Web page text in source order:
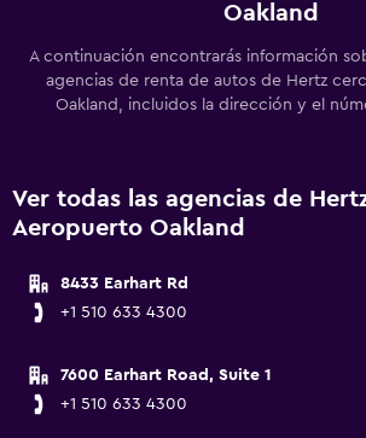
Oakland
A continuación encontrarás información
agencias de renta de autos de Hertz
Oakland, incluidos la dirección y el
Ver todas las agencias de
Aeropuerto Oakland
8433 Earhart Rd
+1 510 633 4300
7600 Earhart Road, Suite 1
+1 510 633 4300